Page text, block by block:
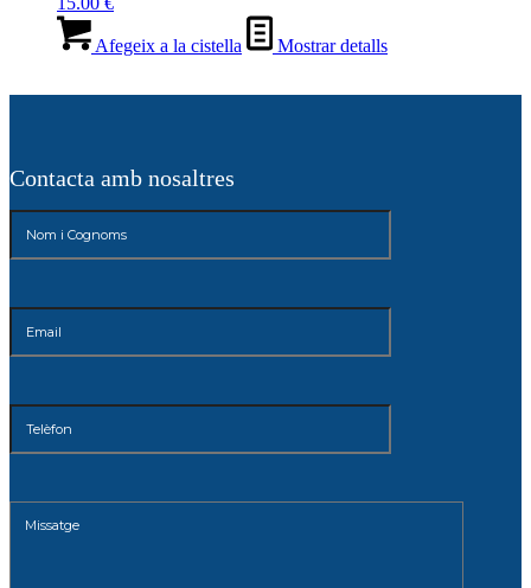
Afegeix a la cistella Mostrar detalls
Contacta amb nosaltres